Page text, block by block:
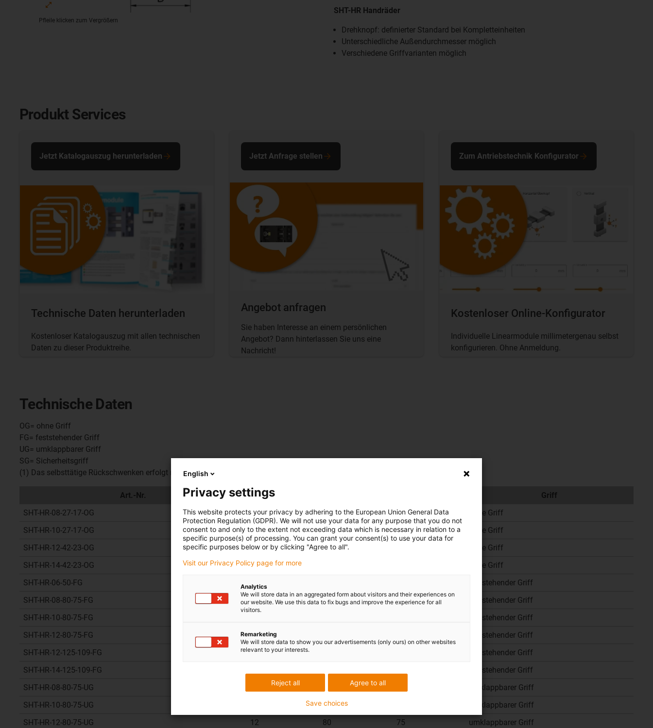
Pfleile klicken zum Vergrößern
SHT-HR Handräder
Drehknopf: definierter Standard bei Kompletteinheiten
Unterschiedliche Außendurchmesser möglich
Verschiedene Griffvarianten möglich
Produkt Services
Technische Daten herunterladen
Kostenloser Katalogauszug mit allen technischen
Daten zu dieser Produktreihe.
Jetzt Katalogauszug herunterladen
Angebot anfragen
Sie haben Interesse an einem persönlichen
Angebot? Dann hinterlassen Sie uns eine
Nachricht!
Jetzt Anfrage stellen
Kostenloser Online-Konfigurator
Individuelle Linearmodule millimetergenau selbst
konfigurieren. Ohne Anmeldung.
Zum Antriebstechnik Konfigurator
Technische Daten
OG= ohne Griff
FG= feststehender Griff
UG= umklappbarer Griff
SG= Sicherheitsgriff
(1) Das selbsttätige Rückschwenken erfolgt nach dem Loslassen.
Art.-Nr. d [mm]
Griff
SHT-HR-08-27-17-OG
8 27 17
ohne Griff
SHT-HR-10-27-17-OG
10 27 17
ohne Griff
SHT-HR-12-42-23-OG
12 42
ohne Griff
SHT-HR-14-42-23-OG
14
ohne Griff
SHT-HR-06-50-FG
6
feststehender Griff
SHT-HR-08-80-75-FG
8 80 75
feststehender Griff
SHT-HR-10-80-75-FG
feststehender Griff
SHT-HR-12-80-75-FG
12
feststehender Griff
SHT-HR-12-125-109-FG
12
feststehender Griff
SHT-HR-14-125-109-FG
feststehender Griff
SHT-HR-08-80-75-UG
umklappbarer Griff
SHT-HR-10-80-75-UG
80
umklappbarer Griff
SHT-HR-12-80-75-UG
12 80 75
umklappbarer Griff
English
Privacy settings
This website protects your privacy by adhering to the European Union General Data
Protection Regulation (GDPR). We will not use your data for any purpose that you do not
consent to and only to the extent not exceeding data which is necessary in relation to a
specific purpose(s) of processing. You can grant your consent(s) to use your data for
specific purposes below or by clicking "Agree to all".
Visit our Privacy Policy page for more
Analytics
We will store data in an aggregated form about visitors and their experiences on
our website. We use this data to fix bugs and improve the experience for all
visitors.
Remarketing
We will store data to show you our advertisements (only ours) on other websites
relevant to your interests.
Agree to all
Reject all
Save choices